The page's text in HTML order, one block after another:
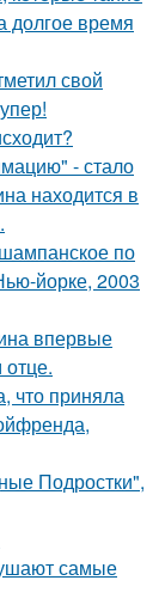
долгое время
свой
- стало
находится в
по
йорке, 2003
впервые
что приняла
Подростки",
самые